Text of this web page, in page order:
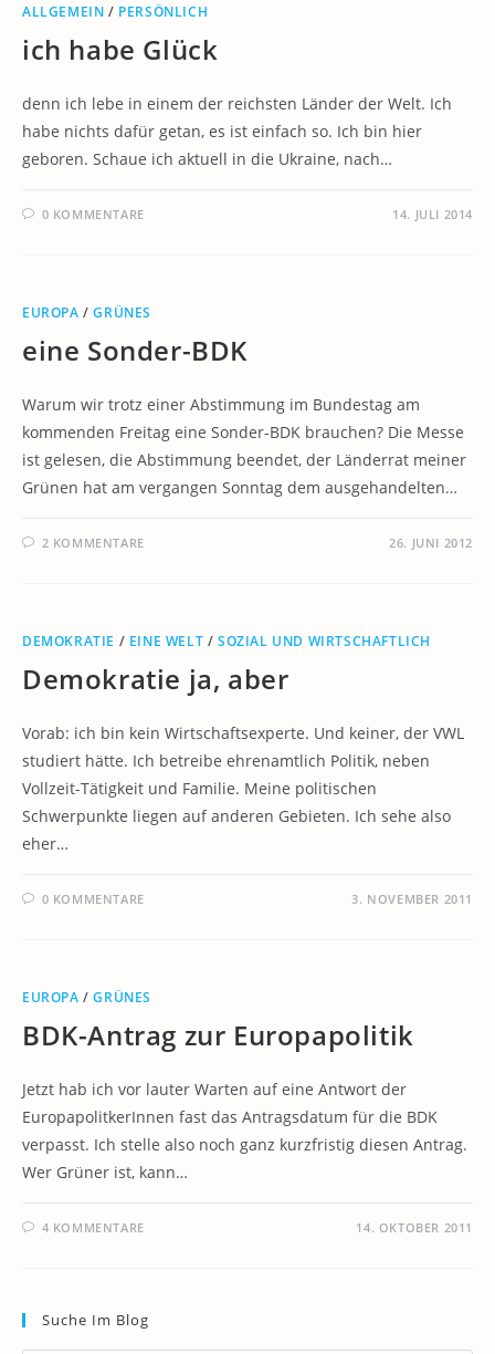
ALLGEMEIN / PERSÖNLICH
ich habe Glück
denn ich lebe in einem der reichsten Länder der Welt. Ich
habe nichts dafür getan, es ist einfach so. Ich bin hier
geboren. Schaue ich aktuell in die Ukraine, nach…
0 KOMMENTARE 14. JULI 2014
EUROPA /GRÜNES
eine Sonder-BDK
Warum wir trotz einer Abstimmung im Bundestag am
kommenden Freitag eine Sonder-BDK brauchen? Die Messe
ist gelesen, die Abstimmung beendet, der Länderrat meiner
Grünen hat am vergangen Sonntag dem ausgehandelten…
2 KOMMENTARE 26. JUNI 2012
DEMOKRATIE / EINE WELT /SOZIAL UND WIRTSCHAFTLICH
Demokratie ja, aber
Vorab: ich bin kein Wirtschaftsexperte. Und keiner, der VWL
studiert hätte. Ich betreibe ehrenamtlich Politik, neben
Vollzeit-Tätigkeit und Familie. Meine politischen
Schwerpunkte liegen auf anderen Gebieten. Ich sehe also
eher…
0 KOMMENTARE 3. NOVEMBER 2011
EUROPA /GRÜNES
BDK-Antrag zur Europapolitik
Jetzt hab ich vor lauter Warten auf eine Antwort der
EuropapolitkerInnen fast das Antragsdatum für die BDK
verpasst. Ich stelle also noch ganz kurzfristig diesen Antrag.
Wer Grüner ist, kann…
4 KOMMENTARE 14. OKTOBER 2011
Suche Im Blog